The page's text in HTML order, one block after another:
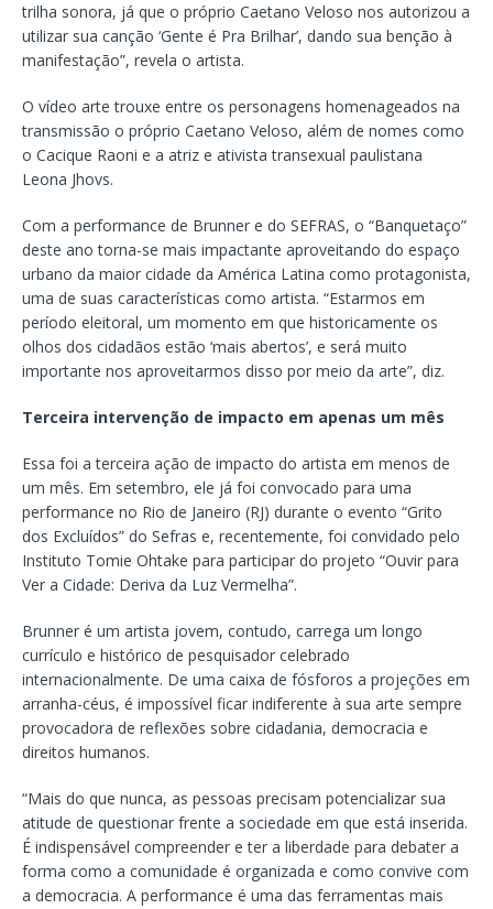
trilha sonora, já que o próprio Caetano Veloso nos autorizou a
utilizar sua canção ‘Gente é Pra Brilhar’, dando sua benção à
manifestação”, revela o artista.
O vídeo arte trouxe entre os personagens homenageados na
transmissão o próprio Caetano Veloso, além de nomes como
o Cacique Raoni e a atriz e ativista transexual paulistana
Leona Jhovs.
Com a performance de Brunner e do SEFRAS, o “Banquetaço”
deste ano torna-se mais impactante aproveitando do espaço
urbano da maior cidade da América Latina como protagonista,
uma de suas características como artista. “Estarmos em
período eleitoral, um momento em que historicamente os
olhos dos cidadãos estão ‘mais abertos’, e será muito
importante nos aproveitarmos disso por meio da arte”, diz.
Terceira intervenção de impacto em apenas um mês
Essa foi a terceira ação de impacto do artista em menos de
um mês. Em setembro, ele já foi convocado para uma
performance no Rio de Janeiro (RJ) durante o evento “Grito
dos Excluídos” do Sefras e, recentemente, foi convidado pelo
Instituto Tomie Ohtake para participar do projeto “Ouvir para
Ver a Cidade: Deriva da Luz Vermelha”.
Brunner é um artista jovem, contudo, carrega um longo
currículo e histórico de pesquisador celebrado
internacionalmente. De uma caixa de fósforos a projeções em
arranha-céus, é impossível ficar indiferente à sua arte sempre
provocadora de reflexões sobre cidadania, democracia e
direitos humanos.
“Mais do que nunca, as pessoas precisam potencializar sua
atitude de questionar frente a sociedade em que está inserida.
É indispensável compreender e ter a liberdade para debater a
forma como a comunidade é organizada e como convive com
a democracia. A performance é uma das ferramentas mais